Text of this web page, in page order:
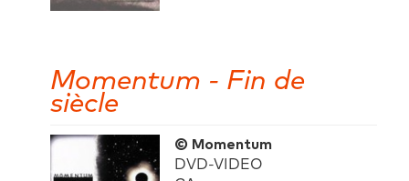
Momentum - Fin de
siècle
© Momentum
DVD-VIDEO